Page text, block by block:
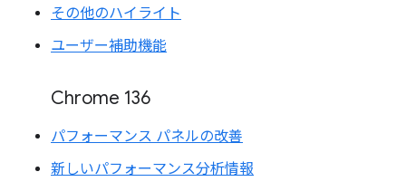
その他のハイライト
ユーザー補助機能
Chrome 136
パフォーマンス パネルの改善
新しいパフォーマンス分析情報